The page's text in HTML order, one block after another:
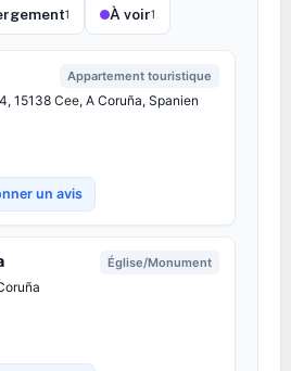
1 À voir1
Appartement touristique
15138 Cee, A Coruña, Spanien
un avis
Église/Monument